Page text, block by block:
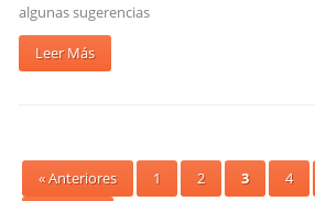
algunas sugerencias
Leer Más
« Anteriores 1 2 3 4